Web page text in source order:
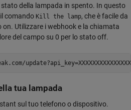
della lampada in spento. In questo
comando Kill the lamp, che è facile da
Utilizzare i webhook e la chiamata
del campo su 0 per lo stato off.
tua lampada
sul tuo telefono o dispositivo.